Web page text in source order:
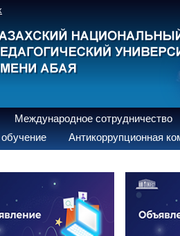
Международное сотрудничество
Антикоррупционная